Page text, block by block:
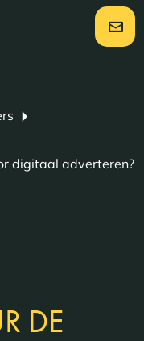
digitaal adverteren?
DE